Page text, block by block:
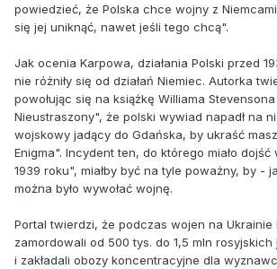
powiedzieć, że Polska chce wojny z
się jej uniknąć, nawet jeśli tego chcą".
Jak ocenia Karpowa, działania Polski przed
nie różniły się od działań Niemiec. Autorka
powołując się na książkę Williama
Nieustraszony", że polski wywiad napadł na
wojskowy jadący do Gdańska, by ukraść
Enigma". Incydent ten, do którego miało
1939 roku", miałby być na tyle poważny, by -
można było wywołać wojnę.
Portal twierdzi, że podczas wojen na Ukrainie
zamordowali od 500 tys. do 1,5 mln
i zakładali obozy koncentracyjne dla